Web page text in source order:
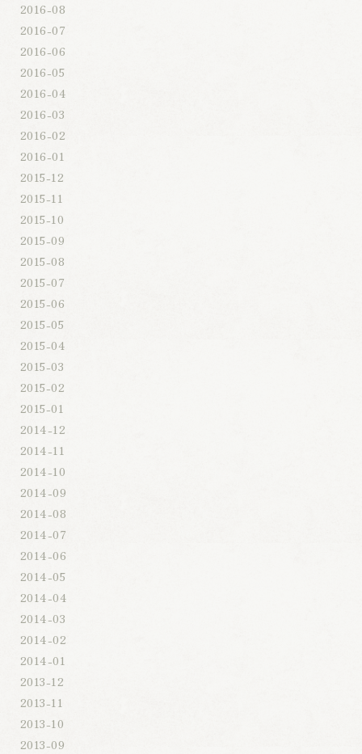
2016-08
2016-07
2016-06
2016-05
2016-04
2016-03
2016-02
2016-01
2015-12
2015-11
2015-10
2015-09
2015-08
2015-07
2015-06
2015-05
2015-04
2015-03
2015-02
2015-01
2014-12
2014-11
2014-10
2014-09
2014-08
2014-07
2014-06
2014-05
2014-04
2014-03
2014-02
2014-01
2013-12
2013-11
2013-10
2013-09